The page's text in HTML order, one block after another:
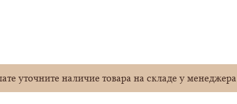
уточните наличие товара на складе у менеджера